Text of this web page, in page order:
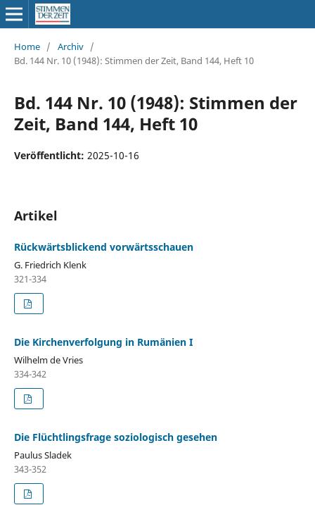
Home / Archiv /
Bd. 144 Nr. 10 (1948): Stimmen der Zeit, Band 144, Heft 10
Bd. 144 Nr. 10 (1948): Stimmen der
Zeit, Band 144, Heft 10
Veröffentlicht: 2025-10-16
Artikel
Rückwärtsblickend vorwärtsschauen
G. Friedrich Klenk
321-334
Die Kirchenverfolgung in Rumänien I
Wilhelm de Vries
334-342
Die Flüchtlingsfrage soziologisch gesehen
Paulus Sladek
343-352